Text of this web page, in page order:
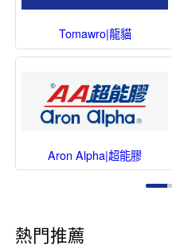
Tomawro|龍貓
Aron Alpha|超能膠
熱門推薦